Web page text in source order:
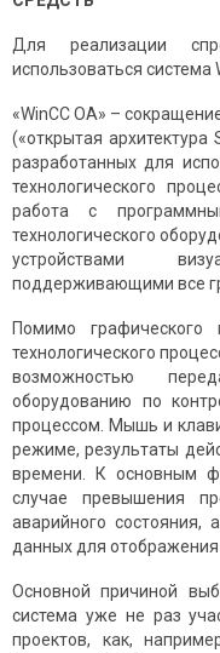
Для реализации
использоваться система
«WinCC OA» –
(«открытая архитектура
разработанных для
технологического
работа с
технологического
устройствами
поддерживающими все
Помимо графического
технологического
возможностью
оборудованию по
процессом. Мышь и
режиме, результаты
времени. К основным
случае превышения
аварийного состояния,
данных для отображения
Основной причиной
система уже не раз
проектов, как,